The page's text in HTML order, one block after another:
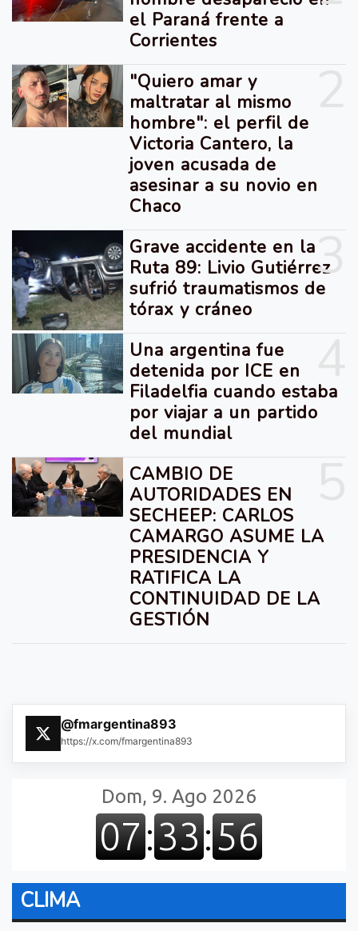
el Paraná frente a
Corrientes
"Quiero amar y
maltratar al mismo
hombre": el perfil de
Victoria Cantero, la
joven acusada de
asesinar a su novio en
Chaco
3
Grave accidente en la
Ruta 89: Livio Gutiérrez
sufrió traumatismos de
tórax y cráneo
Una argentina fue
detenida por ICE en
Filadelfia cuando estaba
por viajar a un partido
del mundial
CAMBIO DE
AUTORIDADES EN
SECHEEP: CARLOS
CAMARGO ASUME LA
PRESIDENCIA Y
RATIFICA LA
CONTINUIDAD DE LA
GESTIÓN
@fmargentina893
https://x.com/fmargentina893
CLIMA